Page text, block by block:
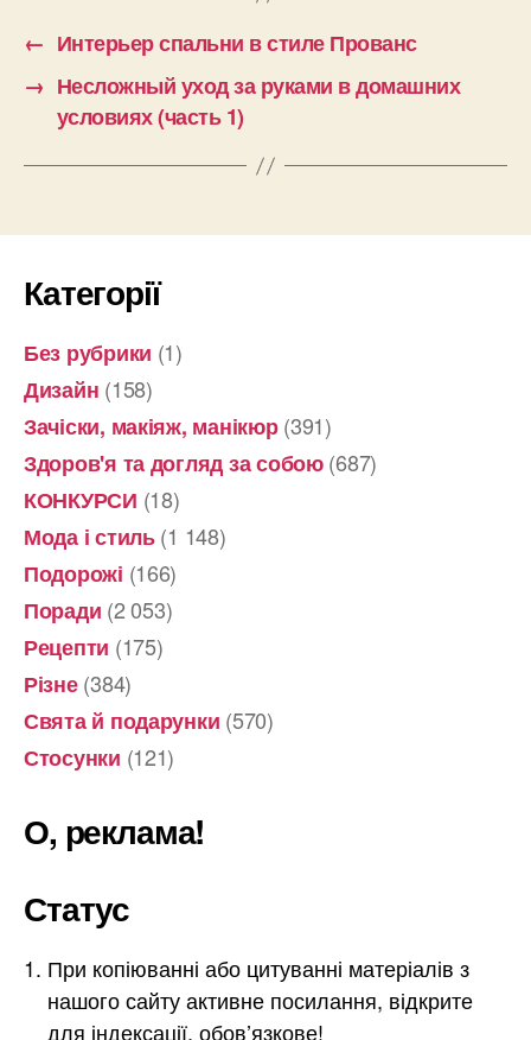
← Интерьер спальни в стиле Прованс
→ Несложный уход за руками в домашних
условиях (часть 1)
Категорії
Без рубрики (1)
Дизайн (158)
Зачіски, макіяж, манікюр(391)
Здоров'я та догляд за собою(687)
КОНКУРСИ (18)
Мода і стиль(1 148)
Подорожі (166)
Поради (2 053)
Рецепти (175)
Різне(384)
Свята й подарунки (570)
Стосунки (121)
О, реклама!
Статус
При копіюванні або цитуванні матеріалів з
нашого сайту активне посилання, відкрите
для індексації, обов’язкове!